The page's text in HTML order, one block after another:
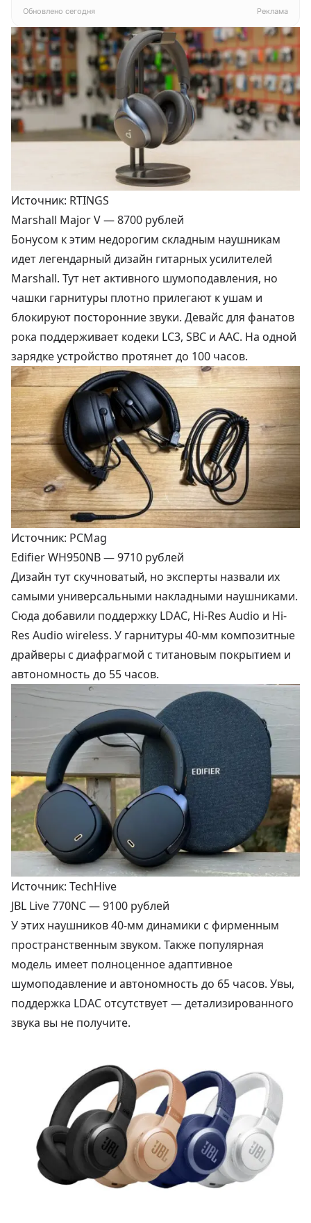
Обновлено сегодня Реклама
Источник: RTINGS
Marshall Major V —8700 рублей
Бонусом к этим недорогим складным наушникам
идет легендарный дизайн гитарных усилителей
Marshall. Тут нет активного шумоподавления, но
чашки гарнитуры плотно прилегают к ушам и
блокируют посторонние звуки. Девайс для фанатов
рока поддерживает кодеки LC3, SBC и AAC. На одной
зарядке устройство протянет до 100 часов.
Источник: PCMag
Edifier WH950NB —9710 рублей
Дизайн тут скучноватый, но эксперты назвали их
самыми универсальными накладными наушниками.
Сюда добавили поддержку LDAC, Hi-Res Audio и Hi-
Res Audio wireless. У гарнитуры 40-мм композитные
драйверы с диафрагмой с титановым покрытием и
автономность до 55 часов.
Источник: TechHive
JBL Live 770NC —9100 рублей
У этих наушников 40-мм динамики с фирменным
пространственным звуком. Также популярная
модель имеет полноценное адаптивное
шумоподавление и автономность до 65 часов. Увы,
поддержка LDAC отсутствует — детализированного
звука вы не получите.